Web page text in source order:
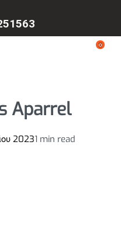
0
Aparrel
20231 min read